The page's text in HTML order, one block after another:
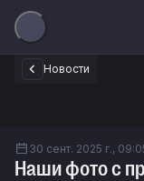
Новости
30 сент. 2025 г.,
Наши фото с